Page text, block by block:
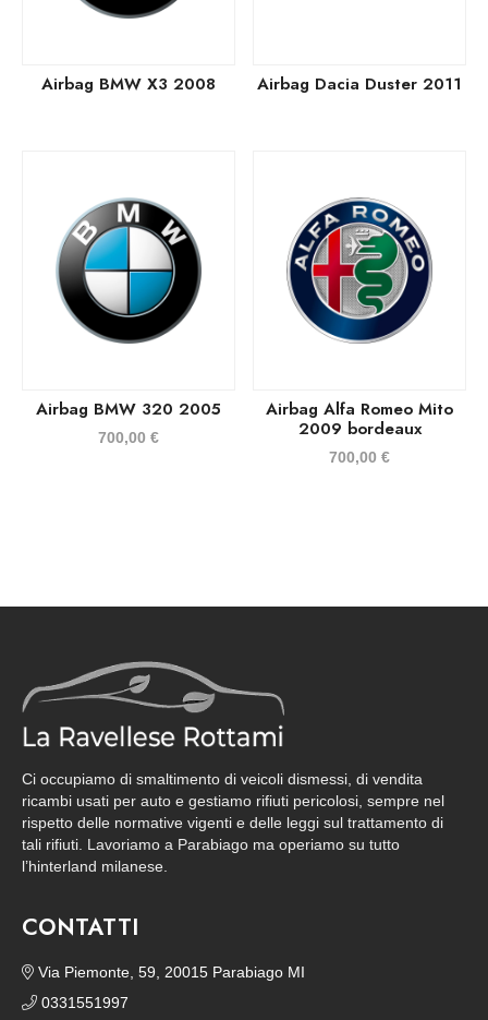
Airbag BMW X3 2008 Airbag Dacia Duster 2011
Airbag BMW 320 2005
700,00 €
Airbag Alfa Romeo Mito
2009 bordeaux
700,00€
Ci occupiamo di smaltimento di veicoli dismessi, di vendita
ricambi usati per auto e gestiamo rifiuti pericolosi, sempre nel
rispetto delle normative vigenti e delle leggi sul trattamento di
tali rifiuti. Lavoriamo a Parabiago ma operiamo su tutto
l’hinterland milanese.
CONTATTI
Via Piemonte, 59, 20015 Parabiago MI
0331551997